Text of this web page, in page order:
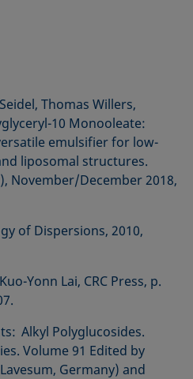
Thomas Willers,
10 Monooleate:
emulsifier for low-
liposomal structures.
November/December 2018,
of Dispersions, 2010,
Yonn Lai, CRC Press, p.
Alkyl Polyglucosides.
Volume 91 Edited by
Germany) and